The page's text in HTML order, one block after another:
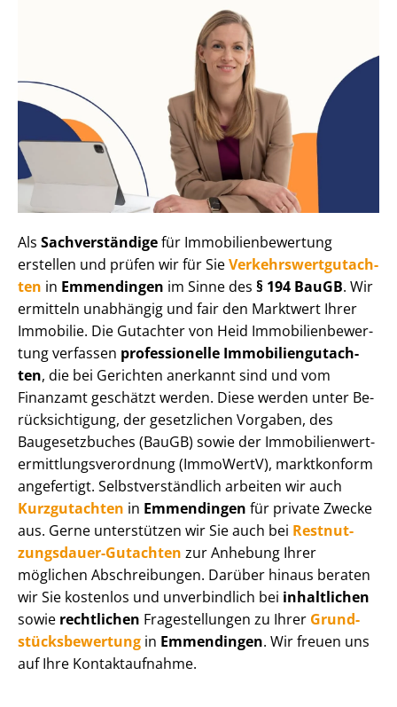
Als Sachverständigefür Im­mo­bi­li­en­be­wer­tung
erstellen und prüfen wir für SieVer­kehrs­wert­gut­ach­
ten in Emmendingen im Sinne des § 194 BauGB. Wir
ermitteln unabhängig und fair den Marktwert Ihrer
Immobilie. Die Gutachter von Heid Im­mo­bi­li­en­be­wer­
tung verfassen professionelle Im­mo­bi­li­en­gut­ach­
ten, die bei Gerichten anerkannt sind und vom
Finanzamt geschätzt werden. Diese werden unter Be­
rück­sich­ti­gung, der gesetzlichen Vorgaben, des
Baugesetzbuches (BauGB) sowie der Im­mo­bi­li­en­wert­
ermitt­lungs­ver­ord­nung (ImmoWertV), marktkonform
angefertigt. Selbst­ver­ständ­lich arbeiten wir auch
Kurzgutachten in Emmendingen für private Zwecke
aus. Gerne unterstützen wir Sie auch bei Rest­nut­
zungs­dau­er-Gutachten zur Anhebung Ihrer
möglichen Abschreibungen. Darüber hinaus beraten
wir Sie kostenlos und unverbindlich bei inhaltlichen
sowie rechtlichen Fragestellungen zu Ihrer Grund­
stücks­be­wer­tung in Emmendingen. Wir freuen uns
auf Ihre Kontaktaufnahme.